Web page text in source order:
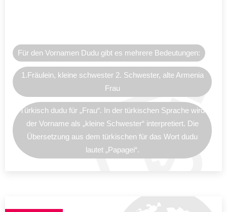
Für den Vornamen Dudu gibt es mehrere Bedeutungen:
1.Fräulein, kleine schwester 2. Schwester, alte Armenia
Frau
Türkisch dudu für „Frau“. In der türkischen Sprache wird
der Vorname als „kleine Schwester“ interpretiert. Die
Übersetzung aus dem türkischen für das Wort dudu
lautet „Papagei“.